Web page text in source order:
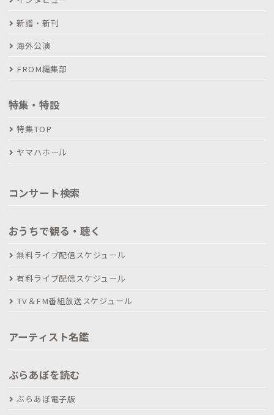
新譜・新刊
海外公演
FROM編集部
特集・特設
特集TOP
ヤマハホール
コンサート検索
おうちで観る・聴く
無料ライブ配信スケジュール
有料ライブ配信スケジュール
TV＆FM番組放送スケジュール
アーティスト名鑑
ぶらあぼを読む
ぶらあぼ電子版